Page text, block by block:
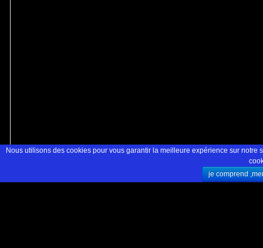
Nous utilisons des cookies pour vous garantir la meilleure expérience sur